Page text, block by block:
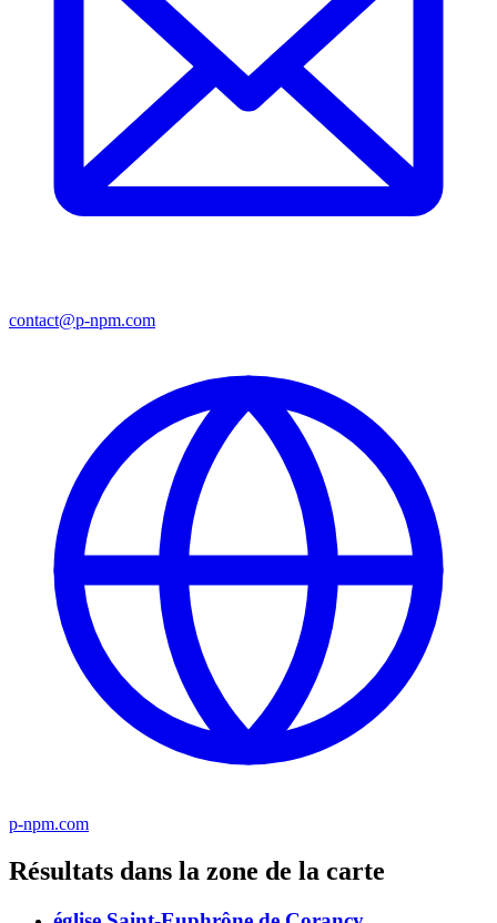
contact@p-npm.com
p-npm.com
Résultats dans la zone de la carte